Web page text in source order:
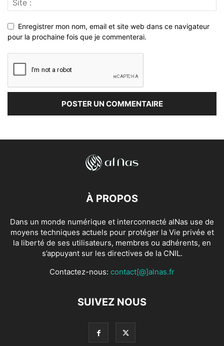
Enregistrer mon nom, email et site web dans ce navigateur
pour la prochaine fois que je commenterai.
À PROPOS
Dans un monde numérique et interconnecté alNas use de
moyens techniques actuels pour protéger la Vie privée et
la liberté de ses utilisateurs, membres ou adhérents, en
s’appuyant sur les directives de la CNIL.
Contactez-nous: contact[@]alnas.fr
SUIVEZ NOUS